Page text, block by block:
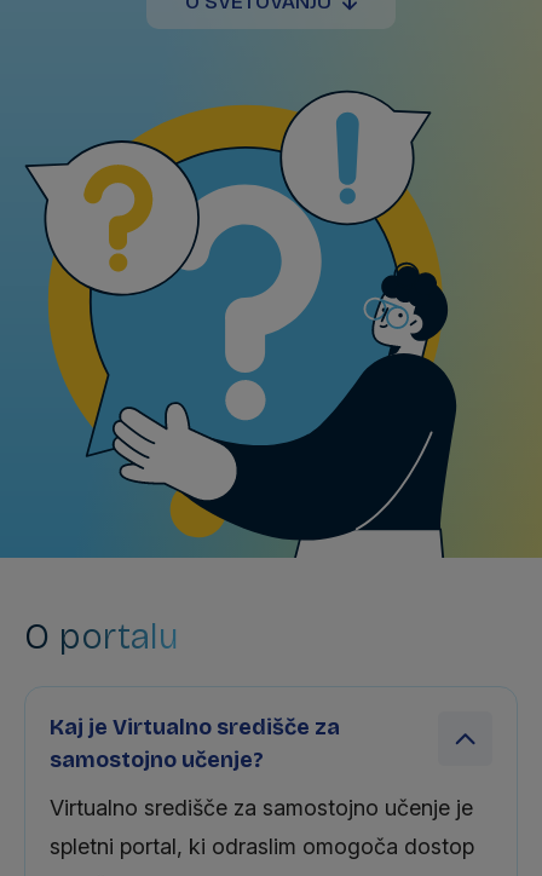
O portalu
Kaj je Virtualno središče za
samostojno učenje?
Virtualno središče za samostojno učenje je
spletni portal, ki odraslim omogoča dostop